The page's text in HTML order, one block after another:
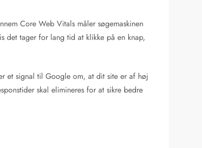
Core Web Vitals måler søgemaskinen
det tager for lang tid at klikke på en knap,
et signal til Google om, at dit site er af høj
skal elimineres for at sikre bedre